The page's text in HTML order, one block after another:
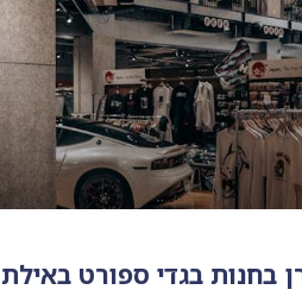
בחנות בגדי ספורט באילת